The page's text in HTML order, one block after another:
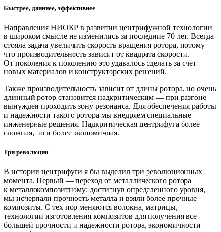
Быстрее, длиннее, эффективнее
Направления НИОКР в развитии центрифужной технологии
в широком смысле не изменились за последние 70 лет. Всегда
стояла задача увеличить скорость вращения ротора, потому
что производительность зависит от квадрата скорости.
От поколения к поколению это удавалось сделать за счет
новых материалов и конструкторских решений.
Также производительность зависит от длины ротора, но очень
длинный ротор становится надкритическим — ​при разгоне
вынужден проходить зону резонанса. Для обеспечения работы
и надежности такого ротора мы внедряем специальные
инженерные решения. Надкритическая центрифуга более
сложная, но и более экономичная.
Три революции
В истории центрифуги я бы выделил три революционных
момента. Первый — ​переход от металлического ротора
к металлокомпозитному: достигнув определенного уровня,
мы исчерпали прочность металла и взяли более прочные
композиты. С тех пор меняются волокна, матрицы,
технологии изготовления композитов для получения все
большей прочности и надежности ротора, экономичности